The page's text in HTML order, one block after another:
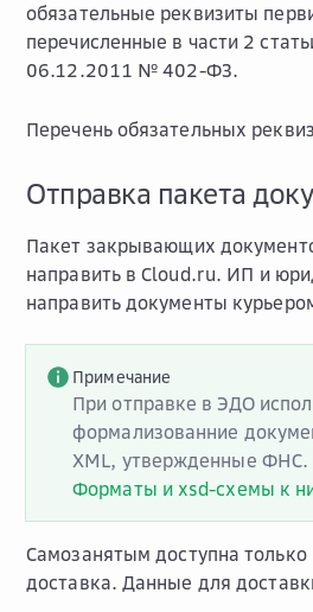
обязательные реквизиты
перечисленные в части 2
06.12.2011 № 402-ФЗ.
Перечень обязательных
Отправка пакета
Пакет закрывающих
направить в Cloud.ru. ИП и
направить документы
Примечание
При отправке в ЭДО
формализованние
XML, утвержденные ФНС.
Форматы и xsd-схемы к
Самозанятым доступна только
доставка. Данные для